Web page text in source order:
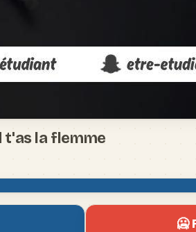
t'as la flemme
🥶